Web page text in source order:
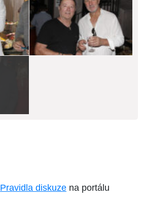
Pravidla diskuze na portálu